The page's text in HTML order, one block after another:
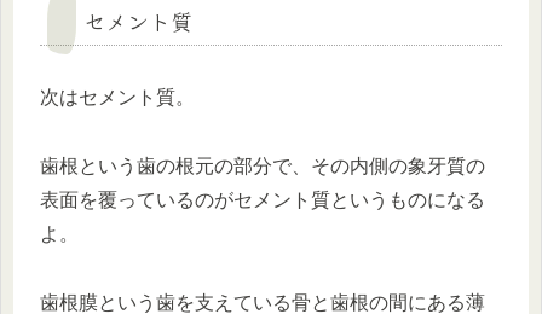
セメント質
次はセメント質。
歯根という歯の根元の部分で、その内側の象牙質の
表面を覆っているのがセメント質というものになる
よ。
歯根膜という歯を支えている骨と歯根の間にある薄